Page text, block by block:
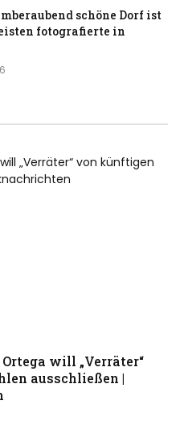
schöne Dorf ist
fotografierte in
will „Verräter“
ausschließen |